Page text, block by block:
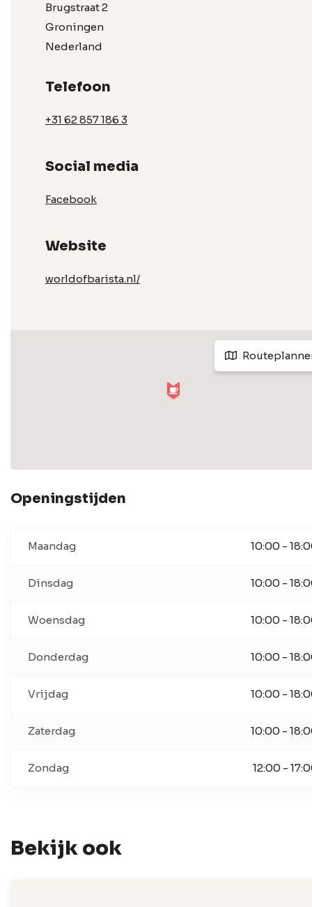
Brugstraat 2
Groningen
Nederland
Telefoon
+31 62 857 186 3
Social media
Facebook
Website
worldofbarista.nl/
Openingstijden
Maandag 10:00 -
Dinsdag 10:00 -
Woensdag 10:00 -
Donderdag 10:00 -
Vrijdag 10:00 -
Zaterdag 10:00 -
Zondag 12:00 -
Bekijk ook